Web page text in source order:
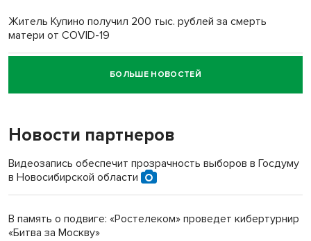
Житель Купино получил 200 тыс. рублей за смерть
матери от COVID-19
Новосибирский суд наказал водителя за смерть
пенсионерки на вокзале
«Мы живём на пастбище!»: в новосибирском селе лошади
терроризируют жителей
Инвалид получил условный срок за избиение врачей
БОЛЬШЕ НОВОСТЕЙ
Новости партнеров
Видеозапись обеспечит прозрачность выборов в Госдуму
в Новосибирской области
В память о подвиге: «Ростелеком» проведет кибертурнир
«Битва за Москву»